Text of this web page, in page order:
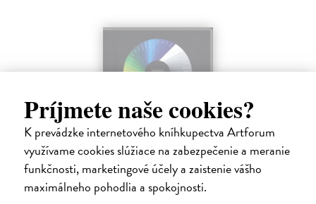
Príjmete naše cookies?
K prevádzke internetového kníhkupectva Artforum
využívame cookies slúžiace na zabezpečenie a meranie
funkčnosti, marketingové účely a zaistenie vášho
maximálneho pohodlia a spokojnosti.
Příběh filmu: Odysea - 4 DVD